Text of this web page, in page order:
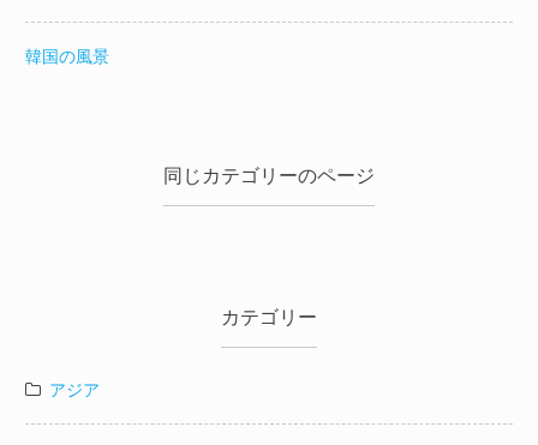
韓国の風景
同じカテゴリーのページ
カテゴリー
アジア